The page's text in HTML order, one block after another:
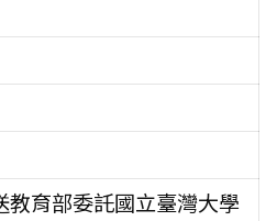
教育部委託國立臺灣大學